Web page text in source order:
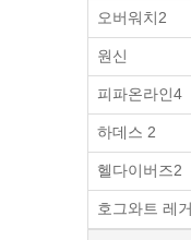
오버워치2
원신
피파온라인4
하데스 2
헬다이버즈2
호그와트 레